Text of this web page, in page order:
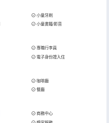
小童牙刷
小童書籍/影音
專職行李員
電子身份證入住
咖啡廳
餐廳
商務中心